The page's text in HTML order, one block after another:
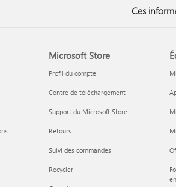
Ces
Microsoft Store
Profil du compte
Centre de téléchargement
Support du Microsoft Store
Retours
Suivi des commandes
Recycler